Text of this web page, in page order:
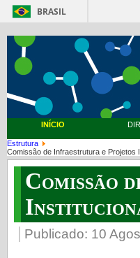
BRASIL
INÍCIO
Estrutura
Comissão de Infraestrutura e Projetos
Comissão
Publicado: 10